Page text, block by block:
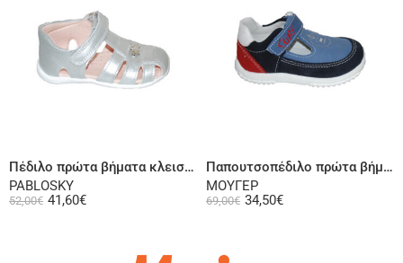
Πέδιλο πρώτα βήματα κλειστή φτέρνα δερμάτινο σε ασημί
PABLOSKY
52,00€ 41,60€
Παπουτσοπέδιλο πρώτα βήματα ψηλή φτέρνα δερμάτινο σαμουά τζην μπλε
ΜΟΥΓΕΡ
69,00€ 34,50€